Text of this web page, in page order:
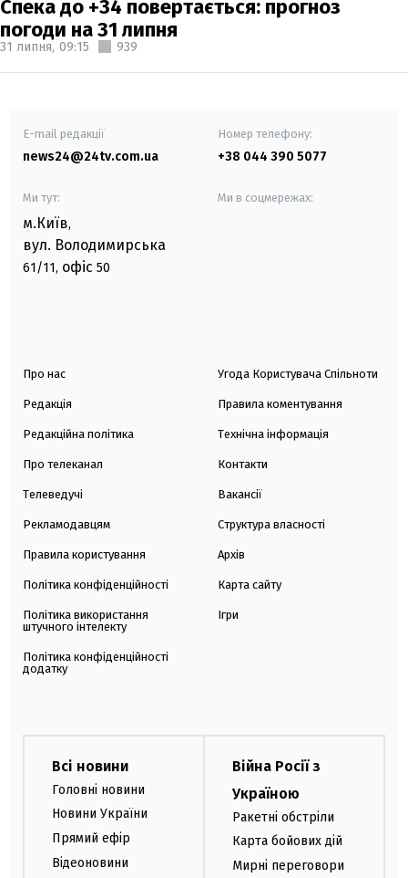
Спека до +34 повертається: прогноз
погоди на 31 липня
31 липня, 09:15 939
E-mail редакції
news24@24tv.com.ua
Номер телефону:
+38 044 390 5077
Ми тут:
м.Київ,
вул. Володимирська
61/11, офіс 50
Ми в соцмережах:
Про нас
Редакція
Редакційна політика
Про телеканал
Телеведучі
Рекламодавцям
Правила користування
Політика конфіденційності
Політика використання
штучного інтелекту
Політика конфіденційності
додатку
Угода Користувача Спільноти
Правила коментування
Технічна інформація
Контакти
Вакансії
Структура власності
Архів
Карта сайту
Ігри
Всі новини
Головні новини
Новини України
Прямий ефір
Відеоновини
Війна Росії з
Україною
Ракетні обстріли
Карта бойових дій
Мирні переговори